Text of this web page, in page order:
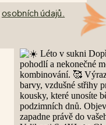
osobních údajů.